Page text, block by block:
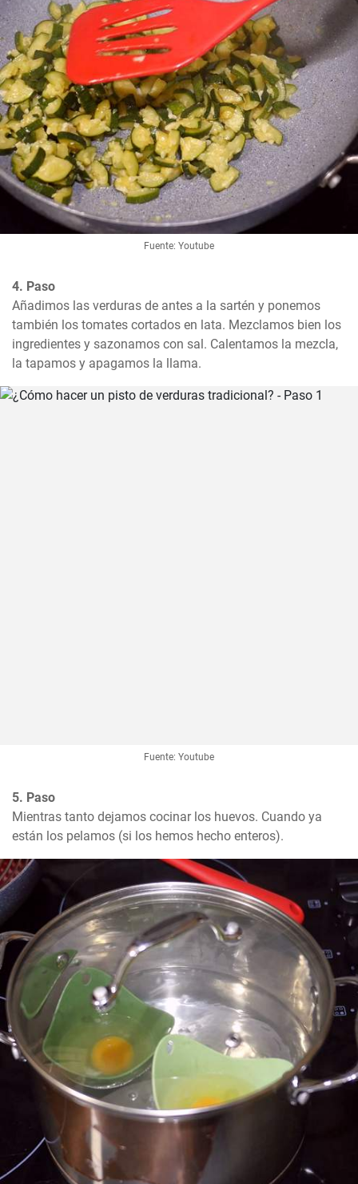
Fuente: Youtube
4. Paso
Añadimos las verduras de antes a la sartén y ponemos
también los tomates cortados en lata. Mezclamos bien los
ingredientes y sazonamos con sal. Calentamos la mezcla,
la tapamos y apagamos la llama.
Fuente: Youtube
5. Paso
Mientras tanto dejamos cocinar los huevos. Cuando ya
están los pelamos (si los hemos hecho enteros).